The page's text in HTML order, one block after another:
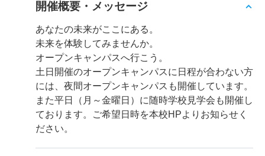
開催概要・メッセージ
あなたの未来がここにある。
未来を体験してみませんか。
オープンキャンパスへ行こう。
土日開催のオープンキャンパスに日程が合わない方
には、夜間オープンキャンパスも開催しています。
また平日（月～金曜日）に随時学校見学会も開催し
ております。ご希望日時を本校HPよりお知らせく
ださい。